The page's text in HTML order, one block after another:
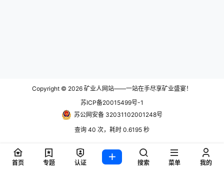
Copyright © 2026 矿业人网站——一站在手尽享矿业盛宴！
苏ICP备20015499号-1
苏公网安备 32031102001248号
查询 40 次，耗时 0.6195 秒
首页 专题 认证 搜索 菜单 我的